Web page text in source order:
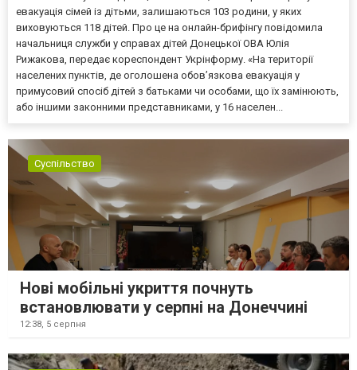
евакуація сімей із дітьми, залишаються 103 родини, у яких
виховуються 118 дітей. Про це на онлайн-брифінгу повідомила
начальниця служби у справах дітей Донецької ОВА Юлія
Рижакова, передає кореспондент Укрінформу. «На території
населених пунктів, де оголошена обов’язкова евакуація у
примусовий спосіб дітей з батьками чи особами, що їх замінюють,
або іншими законними представниками, у 16 населен...
Суспільство
Нові мобільні укриття почнуть
встановлювати у серпні на Донеччині
12:38, 5 серпня